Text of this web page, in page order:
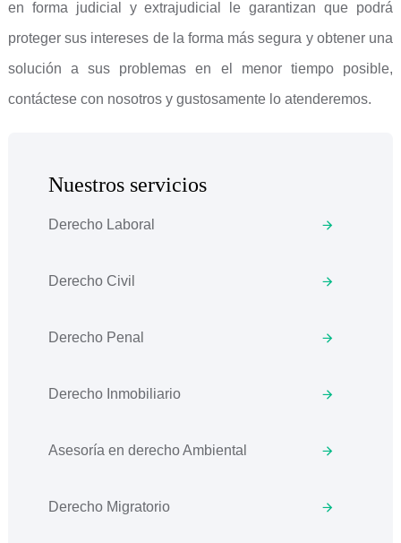
en forma judicial y extrajudicial le garantizan que podrá
proteger sus intereses de la forma más segura y obtener una
solución a sus problemas en el menor tiempo posible,
contáctese con nosotros y gustosamente lo atenderemos.
Nuestros servicios
Derecho Laboral
Derecho Civil
Derecho Penal
Derecho Inmobiliario
Asesoría en derecho Ambiental
Derecho Migratorio